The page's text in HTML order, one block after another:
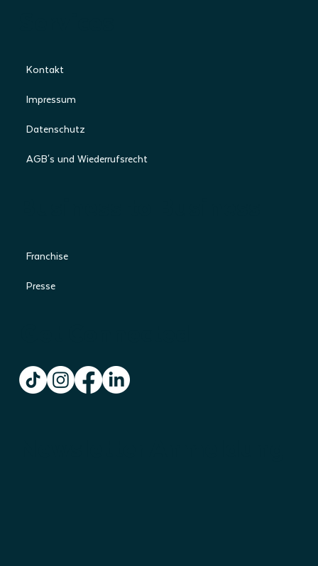
Kontakt
Impressum
Datenschutz
AGB's und Wiederrufsrecht
Franchise
Presse